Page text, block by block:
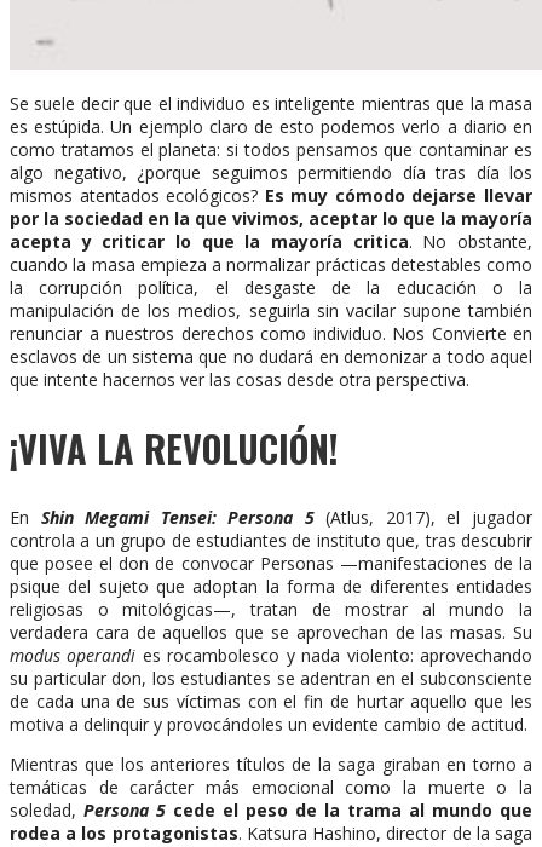
Se suele decir que el individuo es inteligente mientras que la masa
es estúpida. Un ejemplo claro de esto podemos verlo a diario en
como tratamos el planeta: si todos pensamos que contaminar es
algo negativo, ¿porque seguimos permitiendo día tras día los
mismos atentados ecológicos? Es muy cómodo dejarse llevar
por la sociedad en la que vivimos, aceptar lo que la mayoría
acepta y criticar lo que la mayoría critica. No obstante,
cuando la masa empieza a normalizar prácticas detestables como
la corrupción política, el desgaste de la educación o la
manipulación de los medios, seguirla sin vacilar supone también
renunciar a nuestros derechos como individuo. Nos Convierte en
esclavos de un sistema que no dudará en demonizar a todo aquel
que intente hacernos ver las cosas desde otra perspectiva.
¡VIVA LA REVOLUCIÓN!
En Shin Megami Tensei: Persona 5(Atlus, 2017), el jugador
controla a un grupo de estudiantes de instituto que, tras descubrir
que posee el don de convocar Personas —manifestaciones de la
psique del sujeto que adoptan la forma de diferentes entidades
religiosas o mitológicas—, tratan de mostrar al mundo la
verdadera cara de aquellos que se aprovechan de las masas. Su
modus operandi es rocambolesco y nada violento: aprovechando
su particular don, los estudiantes se adentran en el subconsciente
de cada una de sus víctimas con el fin de hurtar aquello que les
motiva a delinquir y provocándoles un evidente cambio de actitud.
Mientras que los anteriores títulos de la saga giraban en torno a
temáticas de carácter más emocional como la muerte o la
soledad, Persona 5 cede el peso de la trama al mundo que
rodea a los protagonistas. Katsura Hashino, director de la saga